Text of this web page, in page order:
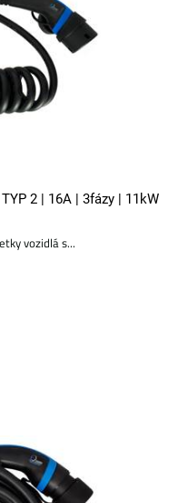
2 | 16A | 3fázy | 11kW
vozidlá s...